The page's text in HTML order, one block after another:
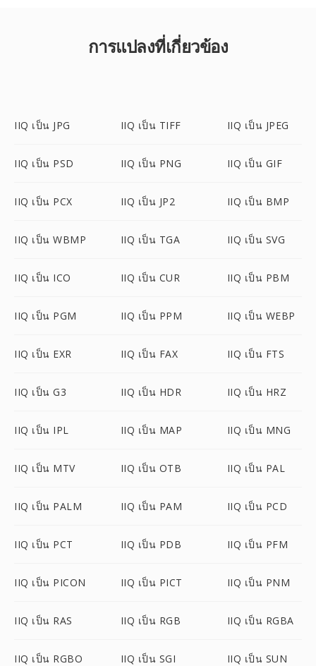
การแปลงที่เกี่ยวข้อง
IIQ เป็น JPG IIQ เป็น TIFF IIQ เป็น JPEG
IIQ เป็น PSD IIQ เป็น PNG IIQ เป็น GIF
IIQ เป็น PCX IIQ เป็น JP2 IIQ เป็น BMP
IIQ เป็น WBMP IIQ เป็น TGA IIQ เป็น SVG
IIQ เป็น ICO IIQ เป็น CUR IIQ เป็น PBM
IIQ เป็น PGM IIQ เป็น PPM IIQ เป็น WEBP
IIQ เป็น EXR IIQ เป็น FAX IIQ เป็น FTS
IIQ เป็น G3 IIQ เป็น HDR IIQ เป็น HRZ
IIQ เป็น IPL IIQ เป็น MAP IIQ เป็น MNG
IIQ เป็น MTV IIQ เป็น OTB IIQ เป็น PAL
IIQ เป็น PALM IIQ เป็น PAM IIQ เป็น PCD
IIQ เป็น PCT IIQ เป็น PDB IIQ เป็น PFM
IIQ เป็น PICON IIQ เป็น PICT IIQ เป็น PNM
IIQ เป็น RAS IIQ เป็น RGB IIQ เป็น RGBA
IIQ เป็น RGBO IIQ เป็น SGI IIQ เป็น SUN